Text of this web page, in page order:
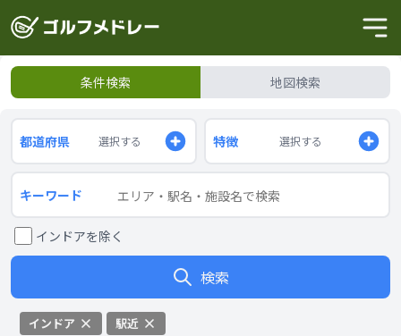
条件検索 地図検索
都道府県 選択する 特徴 選択する
キーワード
インドアを除く
検索
インドア 駅近